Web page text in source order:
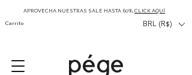
Carrito
APROVECHA NUESTRAS SALE HASTA 60%,CLICK AQUÍ
BRL (R$)